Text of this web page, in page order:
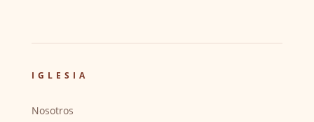
IGLESIA
Nosotros